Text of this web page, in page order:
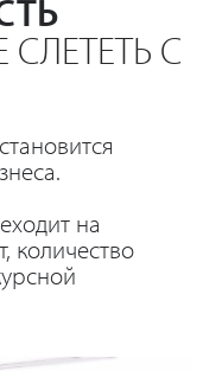
СЛЕТЕТЬ С
на
количество